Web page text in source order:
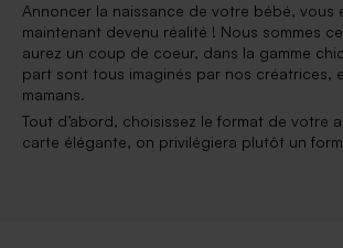
Annoncer la naissance de votre bébé, vous
maintenant devenu réalité ! Nous sommes
aurez un coup de coeur, dans la gamme
part sont tous imaginés par nos créatrices,
mamans.
Tout d’abord, choisissez le format de votre
carte élégante, on privilégiera plutôt un